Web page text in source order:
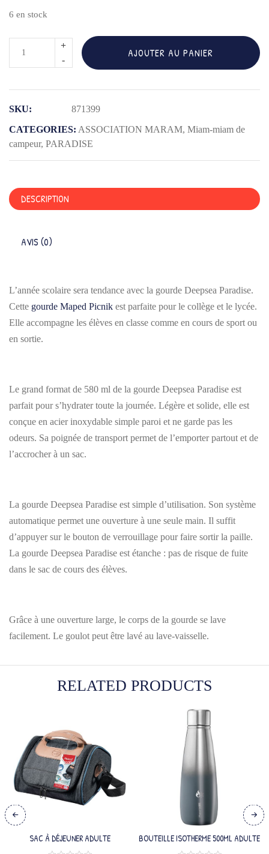
6 en stock
SIMPLE
PAROI
580ML
DEEPSEA
AJOUTER AU PANIER
SKU:
871399
CATEGORIES: ASSOCIATION MARAM, Miam-miam de
campeur, PARADISE
DESCRIPTION
AVIS (0)
L’année scolaire sera tendance avec la gourde Deepsea Paradise.
Cette gourde Maped Picnik est parfaite pour le collège et le lycée.
Elle accompagne les élèves en classe comme en cours de sport ou
en sortie.
Le grand format de 580 ml de la gourde Deepsea Paradise est
parfait pour s’hydrater toute la journée. Légère et solide, elle est
conçue en acier inoxydable simple paroi et ne garde pas les
odeurs. Sa poignée de transport permet de l’emporter partout et de
l’accrocher à un sac.
La gourde Deepsea Paradise est simple d’utilisation. Son système
automatique permet une ouverture à une seule main. Il suffit
d’appuyer sur le bouton de verrouillage pour faire sortir la paille.
La gourde Deepsea Paradise est étanche : pas de risque de fuite
dans le sac de cours des élèves.
Grâce à une ouverture large, le corps de la gourde se lave
facilement. Le goulot peut être lavé au lave-vaisselle.
RELATED PRODUCTS
SAC À DÉJEUNER ADULTE BOUTEILLE ISOTHERME 500ML ADULTE